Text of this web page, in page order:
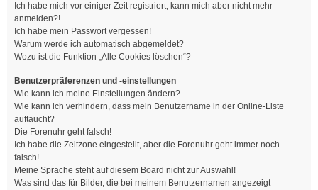
Ich habe mich vor einiger Zeit registriert, kann mich aber nicht mehr
anmelden?!
Ich habe mein Passwort vergessen!
Warum werde ich automatisch abgemeldet?
Wozu ist die Funktion „Alle Cookies löschen“?
Benutzerpräferenzen und -einstellungen
Wie kann ich meine Einstellungen ändern?
Wie kann ich verhindern, dass mein Benutzername in der Online-Liste
auftaucht?
Die Forenuhr geht falsch!
Ich habe die Zeitzone eingestellt, aber die Forenuhr geht immer noch
falsch!
Meine Sprache steht auf diesem Board nicht zur Auswahl!
Was sind das für Bilder, die bei meinem Benutzernamen angezeigt